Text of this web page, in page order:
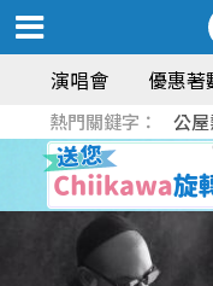
演唱會 優惠著
熱門關鍵字： 公